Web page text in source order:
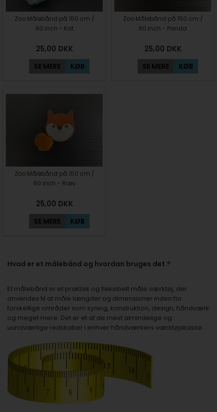
Zoo Målebånd på 150 cm /
60 inch - Kat
25,00 DKK
SE MERE KØB
Zoo Målebånd på 150 cm /
60 inch - Panda
25,00 DKK
SE MERE KØB
Zoo Målebånd på 150 cm /
60 inch - Ræv
25,00 DKK
SE MERE KØB
Hvad er et målebånd og hvordan bruges det ?
Et målebånd er et praktisk og fleksibelt måle værktøj, der
anvendes til at måle længder og dimensioner inden for
forskellige områder som syning, konstruktion, design, håndværk
og meget mere. Det er et af de mest almindelige og
uundværlige redskaber i enhver håndværkers værktøjskasse.